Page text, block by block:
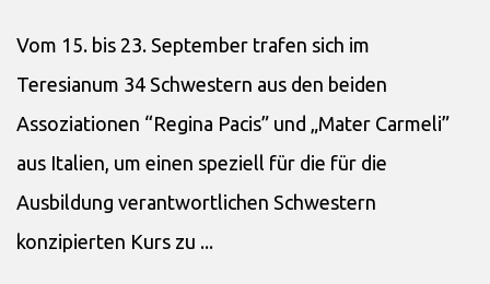
Vom 15. bis 23. September trafen sich im
Teresianum 34 Schwestern aus den beiden
Assoziationen “Regina Pacis” und „Mater Carmeli”
aus Italien, um einen speziell für die für die
Ausbildung verantwortlichen Schwestern
konzipierten Kurs zu ...